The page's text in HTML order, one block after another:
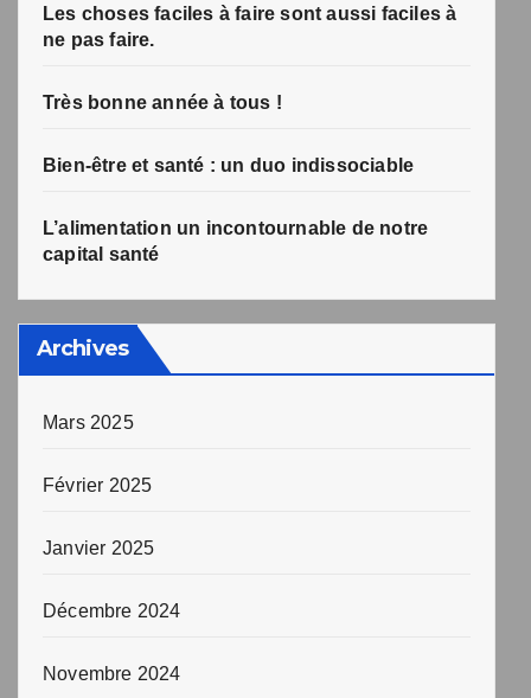
Les choses faciles à faire sont aussi faciles à
ne pas faire.
Très bonne année à tous !
Bien-être et santé : un duo indissociable
L’alimentation un incontournable de notre
capital santé
Archives
Mars 2025
Février 2025
Janvier 2025
Décembre 2024
Novembre 2024